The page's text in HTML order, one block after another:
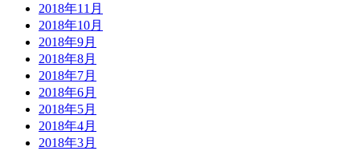
2018年11月
2018年10月
2018年9月
2018年8月
2018年7月
2018年6月
2018年5月
2018年4月
2018年3月